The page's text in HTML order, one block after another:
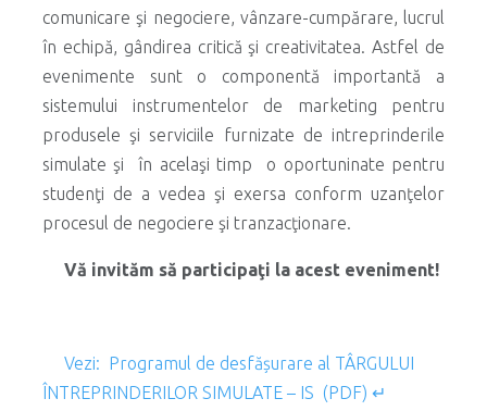
comunicare şi negociere, vânzare-cumpărare, lucrul
în echipă, gândirea critică şi creativitatea. Astfel de
evenimente sunt o componentă importantă a
sistemului instrumentelor de marketing pentru
produsele şi serviciile furnizate de intreprinderile
simulate şi în acelaşi timp o oportuninate pentru
studenţi de a vedea şi exersa conform uzanţelor
procesul de negociere şi tranzacţionare.
Vă invităm să participaţi la acest eveniment!
Vezi: Programul de desfășurare al TÂRGULUI
ÎNTREPRINDERILOR SIMULATE – IS (PDF) ↵